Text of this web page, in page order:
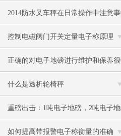
2014防水叉车秤在日常操作中注意事
项
控制电磁阀门开关定量电子称原理
正确的对电子地磅进行维护和保养很
有必要
什么是透析轮椅秤
重磅出击：1吨电子地磅，2吨电子地
磅秤，3吨地磅低价狂甩
如何提高带报警电子称衡量的准确